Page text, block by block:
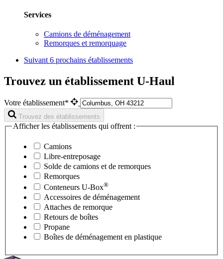
Services
Camions de déménagement
Remorques et remorquage
Suivant 6 prochains établissements
Trouvez un établissement U-Haul
Votre établissement*
Trouvez des établissements
Afficher les établissements qui offrent :
Camions
Libre-entreposage
Solde de camions et de remorques
Remorques
Conteneurs U-Box®
Accessoires de déménagement
Attaches de remorque
Retours de boîtes
Propane
Boîtes de déménagement en plastique